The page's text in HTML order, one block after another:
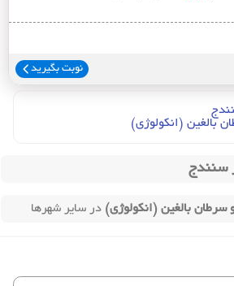
نوبت بگیرید
بالغين (انکولوژي)
سنندج
سرطان بالغین (انکولوژی) در سایر شهرها